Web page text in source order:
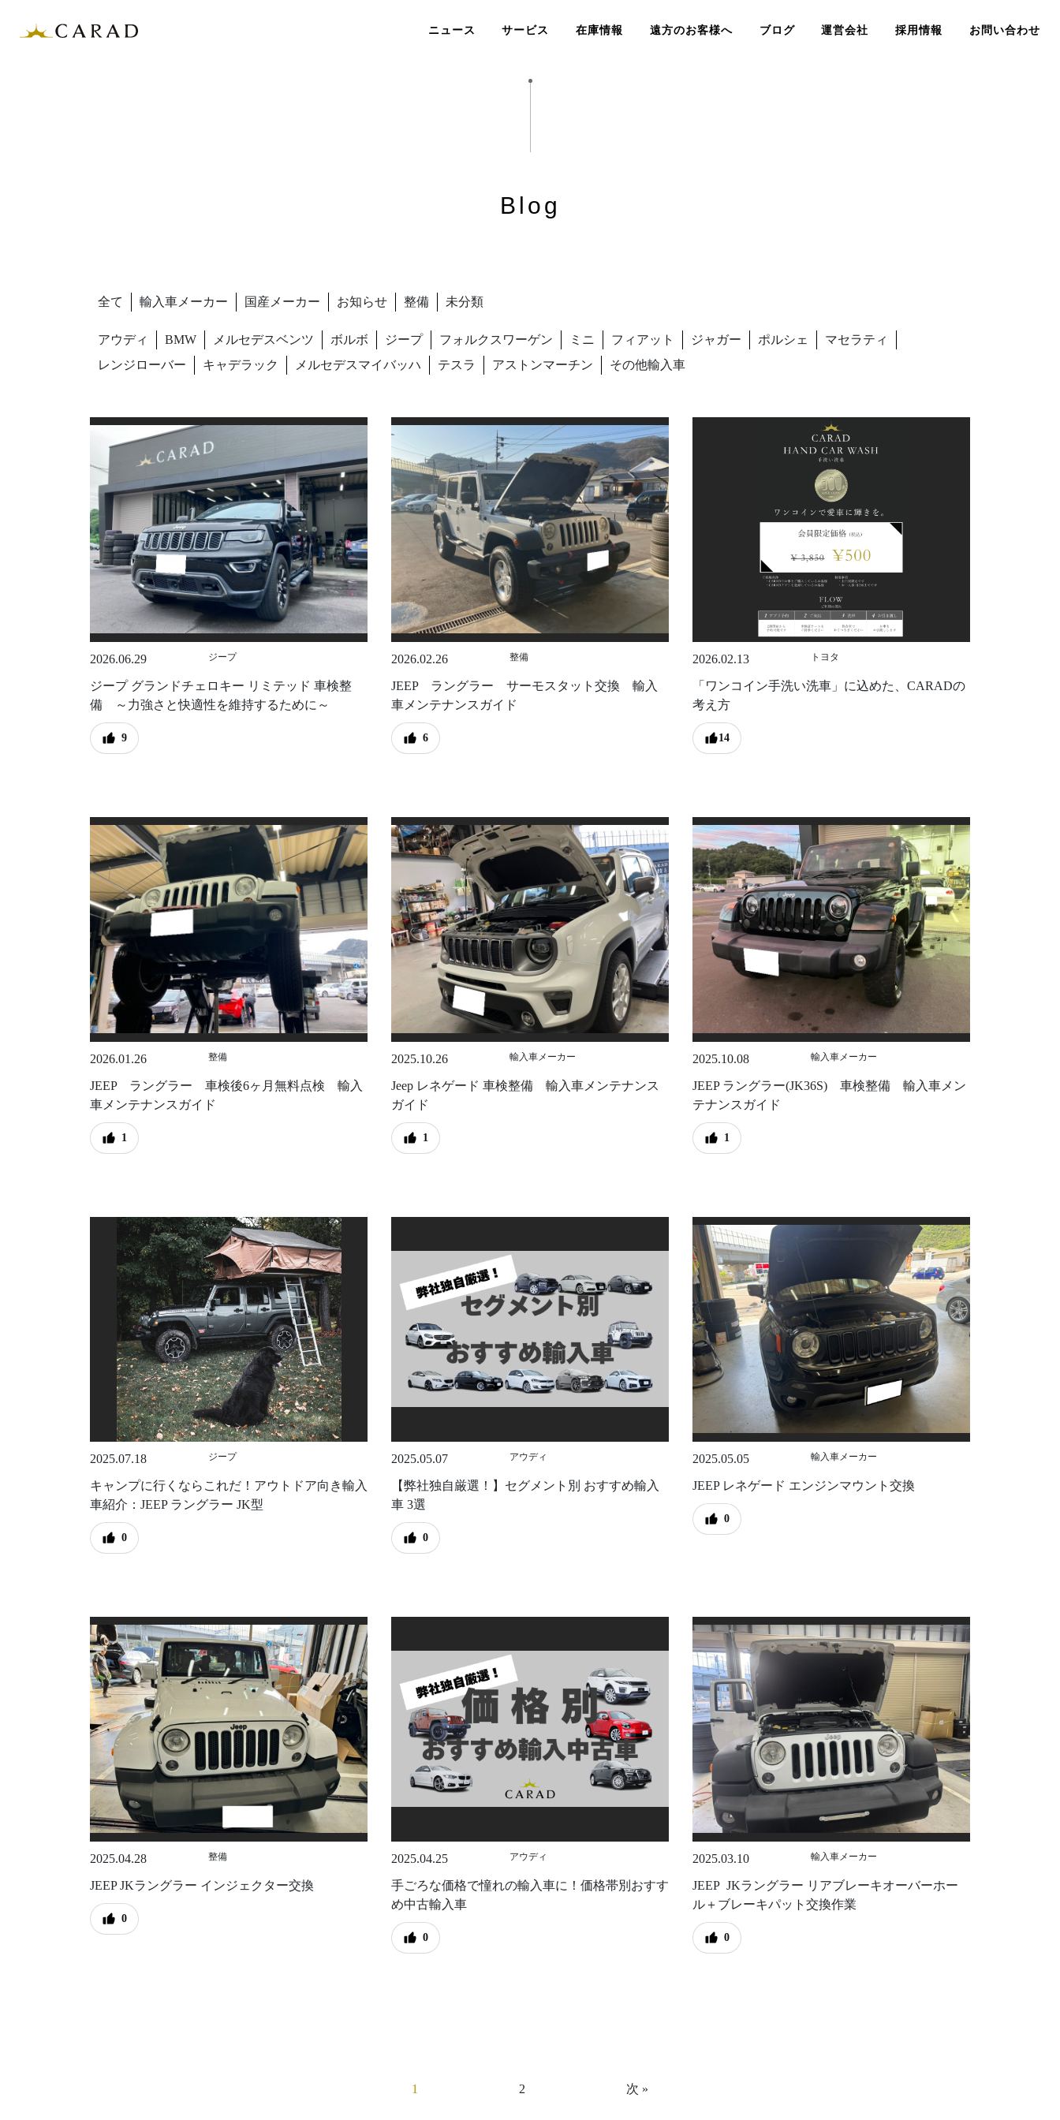
ニュース サービス 在庫情報 遠方のお客様へ ブログ 運営会社 採用情報 お問い合わせ
Blog
全て 輸入車メーカー 国産メーカー お知らせ 整備 未分類
アウディ BMW メルセデスベンツ ボルボ ジープ フォルクスワーゲン ミニ フィアット ジャガー ポルシェ
マセラティ
レンジローバー
キャデラック メルセデスマイバッハ テスラ アストンマーチン その他輸入車
2026.06.29 ジープ
ジープ グランドチェロキー リミテッド 車検整
備 ～力強さと快適性を維持するために～
9
2026.02.26 整備
JEEP ラングラー サーモスタット交換 輸入
車メンテナンスガイド
6
2026.02.13 トヨタ
「ワンコイン手洗い洗車」に込めた、CARADの
考え方
14
2026.01.26 整備
JEEP ラングラー 車検後6ヶ月無料点検 輸入
車メンテナンスガイド
1
2025.10.26 輸入車メーカー
Jeep レネゲード 車検整備 輸入車メンテナンス
ガイド
1
2025.10.08 輸入車メーカー
JEEP ラングラー(JK36S) 車検整備 輸入車メン
テナンスガイド
1
2025.07.18 ジープ
キャンプに行くならこれだ！アウトドア向き輸入
車紹介：JEEP ラングラー JK型
0
2025.05.07 アウディ
【弊社独自厳選！】セグメント別 おすすめ輸入
車 3選
0
2025.05.05 輸入車メーカー
JEEP レネゲード エンジンマウント交換
0
2025.04.28 整備
JEEP JKラングラー インジェクター交換
0
2025.04.25 アウディ
手ごろな価格で憧れの輸入車に！価格帯別おすす
め中古輸入車
0
2025.03.10 輸入車メーカー
JEEP JKラングラー リアブレーキオーバーホー
ル＋ブレーキパット交換作業
0
1 2 次 »